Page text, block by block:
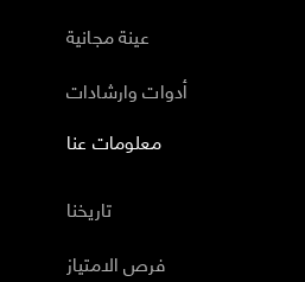
عينة مجانية
أدوات وارشادات
معلومات عنا
تاريخنا
فرص الامتياز